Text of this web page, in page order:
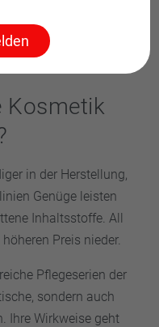
geschaffen!
Kosmetik
in der Herstellung,
Genüge leisten
Inhaltsstoffe. All
Preis nieder.
Pflegeserien der
sondern auch
Ihre Wirkweise geht